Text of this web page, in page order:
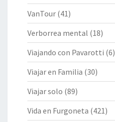
VanTour (41)
Verborrea mental (18)
Viajando con Pavarotti (6)
Viajar en Familia (30)
Viajar solo (89)
Vida en Furgoneta (421)